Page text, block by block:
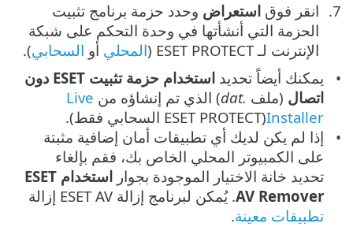
انقر فوق استعراض وحدد حزمة برنامج تثبيت
الحزمة التي أنشأتها في وحدة التحكم على شبكة
الإنترنت لـ ESET PROTECT (
المحلي أو السحابي).
يمكنك أيضاً تحديد
استخدام حزمة تثبيت ESET دون
اتصال (ملف .dat ) الذي تم إنشاؤه من Live
Installer
(
ESET PROTECT السحابي فقط).
إذا لم يكن لديك أي تطبيقات أمان إضافية مثبتة
على الكمبيوتر المحلي الخاص بك، فقم بإلغاء
تحديد خانة الاختيار الموجودة بجوار
استخدام ESET
AV Remover. يُمكن لبرنامج إزالة ESET AV إزالة
تطبيقات معينة.